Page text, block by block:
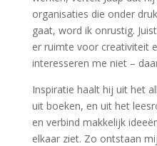
organisaties die onder
gaat, word ik onrustig.
er ruimte voor creativiteit
interesseren me niet –
Inspiratie haalt hij uit het
uit boeken, en uit het
en verbind makkelijk
elkaar ziet. Zo ontstaan